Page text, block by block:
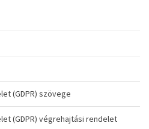
(GDPR) szövege
(GDPR) végrehajtási rendelet